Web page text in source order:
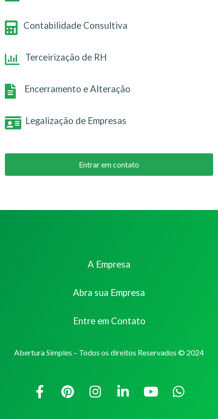
Contabilidade Consultiva
Terceirização de RH
Encerramento e Alteração
Legalização de Empresas
Entrar em contato
A Empresa
Abra sua Empresa
Entre em Contato
Abertura Simples – Todos os direitos Reservados © 2024